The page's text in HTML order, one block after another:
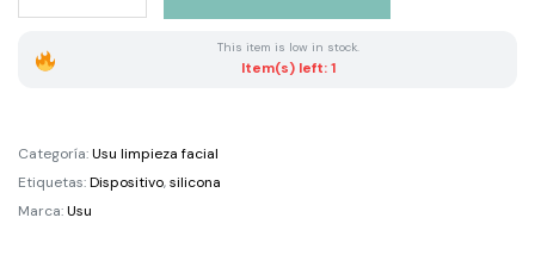
This item is low in stock.
Item(s) left: 1
Categoría:Usu limpieza facial
Etiquetas:Dispositivo,silicona
Marca:Usu